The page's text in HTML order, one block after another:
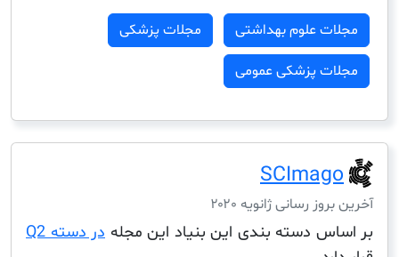
علوم بهداشتی مجلات پزشکی
پزشکی عمومی
رسانی ژانویه ۲۰۲۰
دسته بندی این بنیاد این مجله در دسته Q2